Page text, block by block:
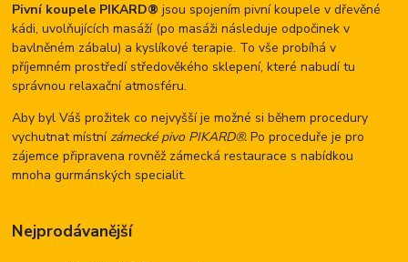
Pivní koupele PIKARD® jsou spojením pivní koupele v dřevěné
kádi, uvolňujících masáží (po masáži následuje odpočinek v
bavlněném zábalu) a kyslíkové terapie. To vše probíhá v
příjemném prostředí středověkého sklepení, které nabudí tu
správnou relaxační atmosféru.
Aby byl Váš prožitek co nejvyšší je možné si během procedury
vychutnat místnízámecké pivo PIKARD®. Po proceduře je pro
zájemce připravena rovněž zámecká restaurace s nabídkou
mnoha gurmánských specialit.
Nejprodávanější